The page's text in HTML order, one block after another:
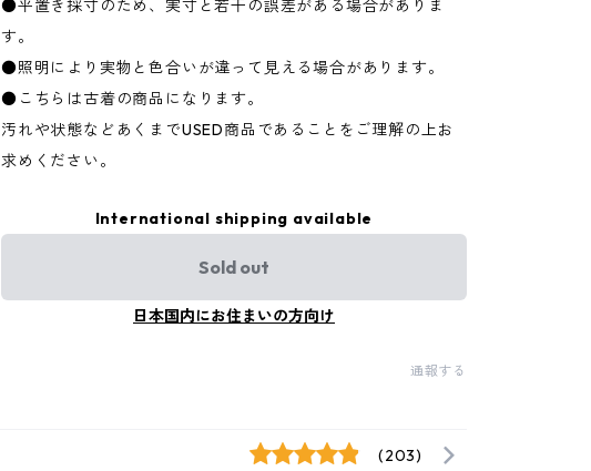
●平置き採寸のため、実寸と若干の誤差がある場合がありま
す。
●照明により実物と色合いが違って見える場合があります。
●こちらは古着の商品になります。
汚れや状態などあくまでUSED商品であることをご理解の上お
求めください。
International shipping available
Sold out
日本国内にお住まいの方向け
通報する
(203)